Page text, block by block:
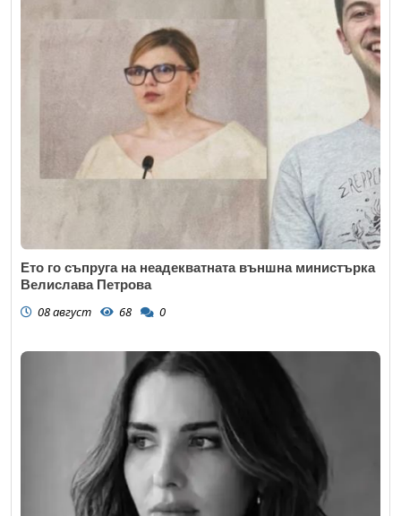
Ето го съпруга на неадекватната външна министърка
Велислава Петрова
08 август 68 0